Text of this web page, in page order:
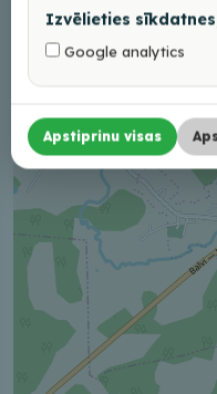
−
Izvēlieties
Google analytics
Apstiprinu visas